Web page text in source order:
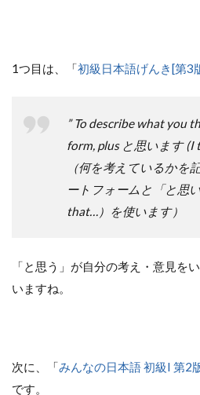
1つ目は、「初級日本語げんき[第3
” To describe what you
form, plus と思います (I
（何を考えているかを
ートフォームと「と思
that…）を使います）
「と思う」が自分の考え・意見を
いますね。
次に、「みんなの日本語 初級I 第2
です。